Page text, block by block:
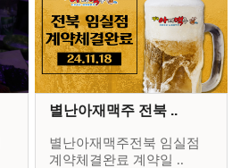
별난아재맥주 전북 ..
별난아재맥주전북 임실점
계약체결완료 계약일 ..